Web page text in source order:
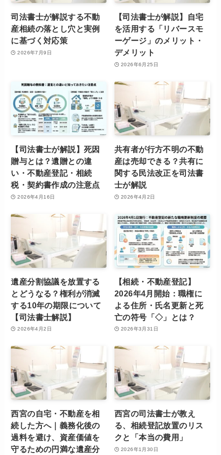
司法書士が解説する不動
産相続の落とし穴と実例
に基づく対応策
2026年7月9日
【司法書士が解説】自宅
を活用する「リバースモ
ーゲージ」のメリット・
デメリット
2026年6月25日
【司法書士が解説】死因
贈与とは？遺贈との違
い・不動産登記・相続
税・契約書作成の注意点
2026年4月16日
共有者が行方不明の不動
産は売却できる？共有に
関する民法改正を司法書
士が解説
2026年4月2日
遺産分割協議を放置する
とどうなる？権利が消滅
する10年の期限について
【司法書士解説】
2026年4月2日
【相続・不動産登記】
2026年4月開始：職権に
よる住所・氏名更新と死
亡の符号「◇」とは？
2026年3月31日
西宮の自宅・不動産を相
続した方へ｜義務化後の
過料を避け、資産価値を
守るための円満な遺産分
西宮の司法書士が教え
る、相続登記放置のリス
クと「本当の費用」
2026年1月30日